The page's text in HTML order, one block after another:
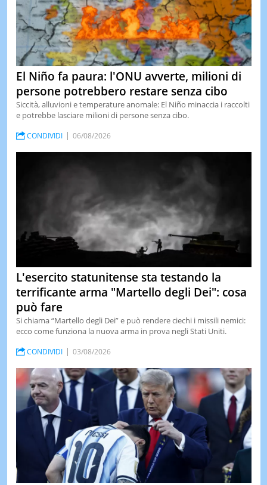
El Niño fa paura: l'ONU avverte, milioni di
persone potrebbero restare senza cibo
Siccità, alluvioni e temperature anomale: El Niño minaccia i raccolti
e potrebbe lasciare milioni di persone senza cibo.
CONDIVIDI 06/08/2026
L'esercito statunitense sta testando la
terrificante arma "Martello degli Dei": cosa
può fare
Si chiama “Martello degli Dei” e può rendere ciechi i missili nemici:
ecco come funziona la nuova arma in prova negli Stati Uniti.
CONDIVIDI 03/08/2026